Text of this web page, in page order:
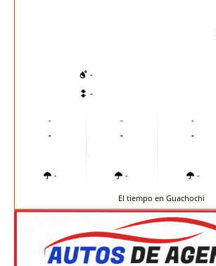
-
-
-
-
-
-
-
-
-
-
-
El tiempo en Guachochi